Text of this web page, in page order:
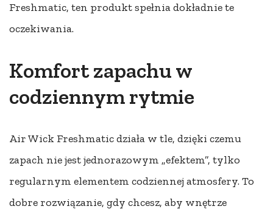
Freshmatic, ten produkt spełnia dokładnie te
oczekiwania.
Komfort zapachu w
codziennym rytmie
Air Wick Freshmatic działa w tle, dzięki czemu
zapach nie jest jednorazowym „efektem”, tylko
regularnym elementem codziennej atmosfery. To
dobre rozwiązanie, gdy chcesz, aby wnętrze